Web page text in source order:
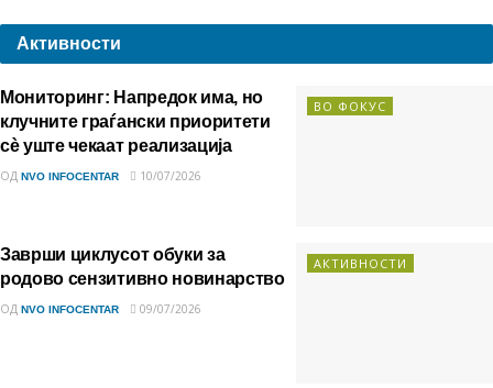
Активности
ВО ФОКУС
Мониторинг: Напредок има, но
клучните граѓански приоритети
сè уште чекаат реализација
ОД NVO INFOCENTAR 10/07/2026
АКТИВНОСТИ
Заврши циклусот обуки за
родово сензитивно новинарство
ОД NVO INFOCENTAR 09/07/2026